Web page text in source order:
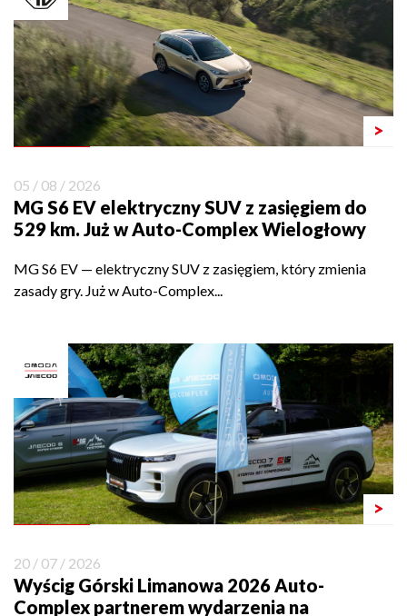
>
05 / 08 / 2026
MG S6 EV elektryczny SUV z zasięgiem do
529 km. Już w Auto-Complex Wielogłowy
MG S6 EV — elektryczny SUV z zasięgiem, który zmienia
zasady gry. Już w Auto-Complex...
>
20 / 07 / 2026
Wyścig Górski Limanowa 2026 Auto-
Complex partnerem wydarzenia na